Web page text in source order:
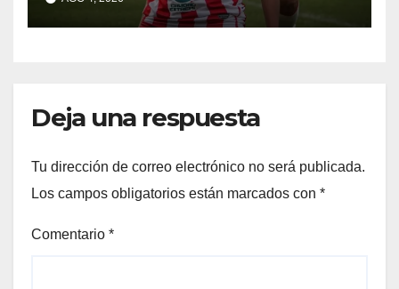
Deja una respuesta
Tu dirección de correo electrónico no será publicada.
Los campos obligatorios están marcados con *
Comentario *